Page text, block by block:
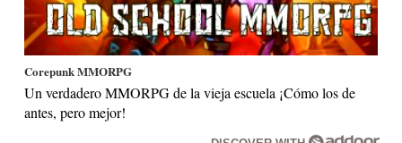
Corepunk MMORPG
Un verdadero MMORPG de la vieja escuela ¡Cómo los de
antes, pero mejor!